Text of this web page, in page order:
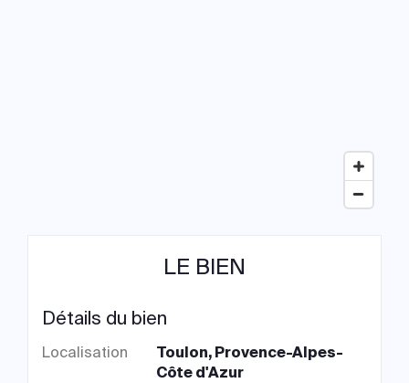
LE BIEN
Détails du bien
Localisation
Toulon, Provence-Alpes-
Côte d'Azur